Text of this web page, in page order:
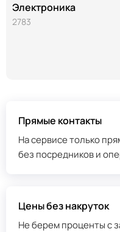
Электроника
2783
Прямые контакты
На сервисе только
без посредников и
Цены без накруток
Не берем проценты с